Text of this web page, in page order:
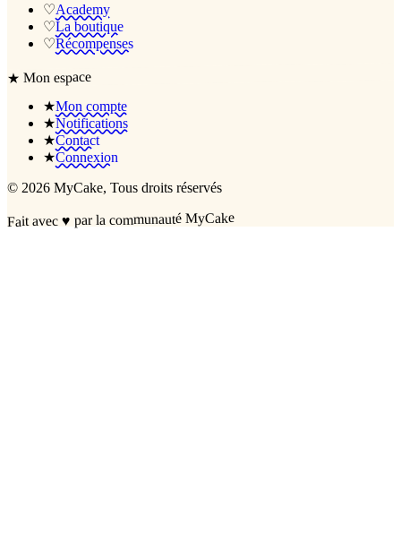
♡Academy
♡La boutique
♡Récompenses
★Mon espace
★Mon compte
★Notifications
★Contact
★Connexion
© 2026 MyCake, Tous droits réservés
Fait avec♥ par la communauté MyCake